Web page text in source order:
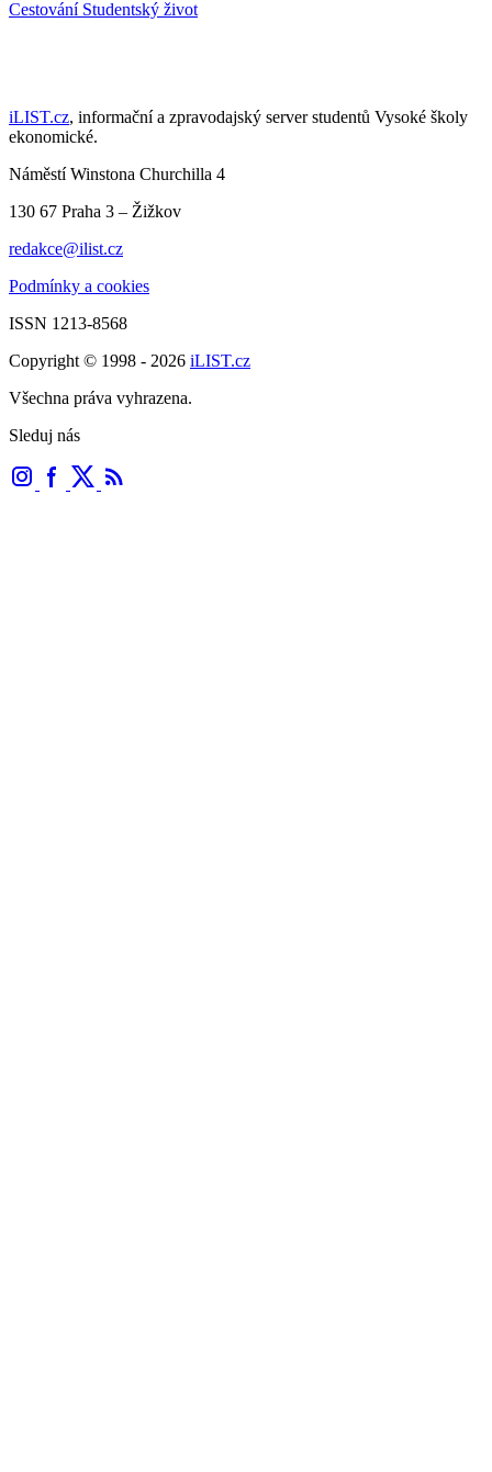
Cestování Studentský život
iLIST.cz, informační a zpravodajský server studentů Vysoké školy
ekonomické.
Náměstí Winstona Churchilla 4
130 67 Praha 3 – Žižkov
redakce@ilist.cz
Podmínky a cookies
ISSN 1213-8568
Copyright © 1998 - 2026 iLIST.cz
Všechna práva vyhrazena.
Sleduj nás